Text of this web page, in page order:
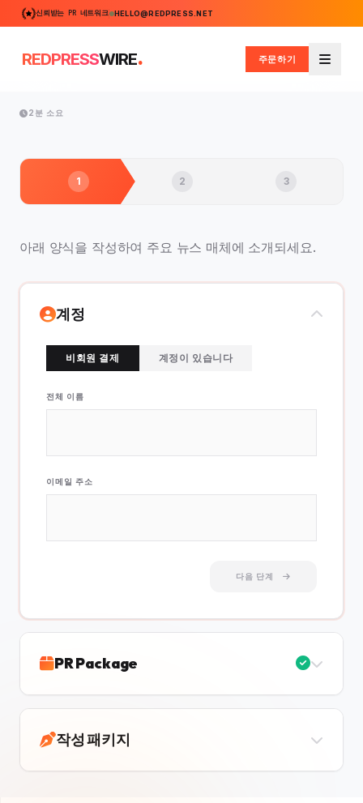
신뢰받는 PR 네트워크 HELLO@REDPRESS.NET
REDPRESSWIRE. 주문하기
메뉴
2분 소요
1 2 3
아래 양식을 작성하여 주요 뉴스 매체에 소개되세요.
계정
비회원 결제 계정이 있습니다
전체 이름
이메일 주소
다음 단계
PR Package
작성 패키지